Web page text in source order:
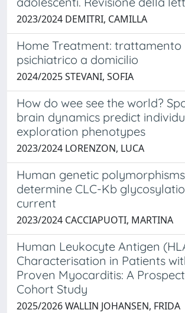
2023/2024 DEMITRI, CAMILLA
Home Treatment: trattamento
psichiatrico a domicilio
2024/2025 STEVANI, SOFIA
How do wee see the world?
brain dynamics predict
exploration phenotypes
2023/2024 LORENZON, LUCA
Human genetic polymorphisms
determine CLC-Kb
current
2023/2024 CACCIAPUOTI, MARTINA
Human Leukocyte Antigen
Characterisation in Patients
Proven Myocarditis: A
Cohort Study
2025/2026 WALLIN JOHANSEN, FRIDA